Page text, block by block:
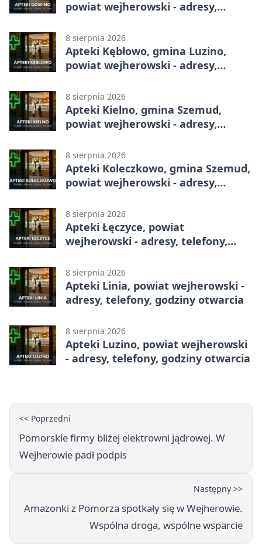
powiat wejherowski - adresy,
8 sierpnia 2026
Apteki Kębłowo, gmina Luzino,
powiat wejherowski - adresy,
8 sierpnia 2026
Apteki Kielno, gmina Szemud,
powiat wejherowski - adresy,
8 sierpnia 2026
Apteki Koleczkowo, gmina Szemud,
powiat wejherowski - adresy,
8 sierpnia 2026
Apteki Łęczyce, powiat
wejherowski - adresy, telefony,
8 sierpnia 2026
Apteki Linia, powiat wejherowski -
adresy, telefony, godziny otwarcia
8 sierpnia 2026
Apteki Luzino, powiat wejherowski
- adresy, telefony, godziny otwarcia
<< Poprzedni
Pomorskie firmy bliżej elektrowni jądrowej. W
Wejherowie padł podpis
Następny >>
Amazonki z Pomorza spotkały się w Wejherowie.
Wspólna droga, wspólne wsparcie